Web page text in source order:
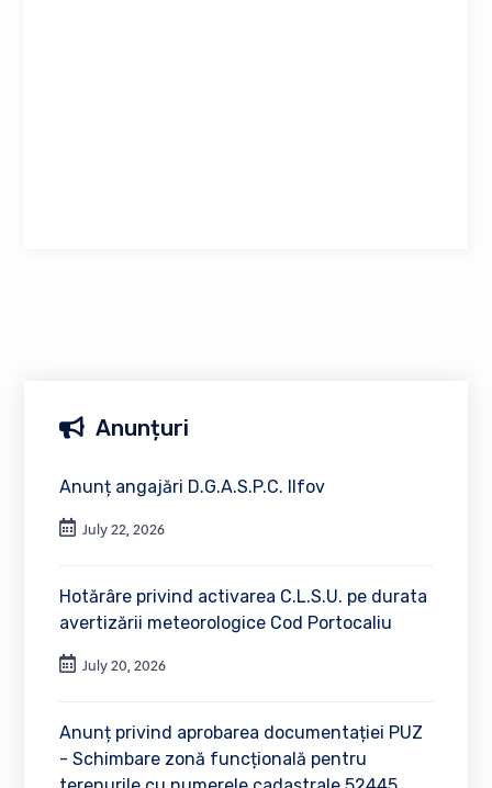
Anunțuri
Anunț angajări D.G.A.S.P.C. Ilfov
July 22, 2026
Hotărâre privind activarea C.L.S.U. pe durata
avertizării meteorologice Cod Portocaliu
July 20, 2026
Anunț privind aprobarea documentației PUZ
- Schimbare zonă funcțională pentru